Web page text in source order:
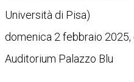
Università di Pisa)
domenica 2 febbraio 2025,
Auditorium Palazzo Blu